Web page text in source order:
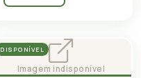
DISPONÍVEL